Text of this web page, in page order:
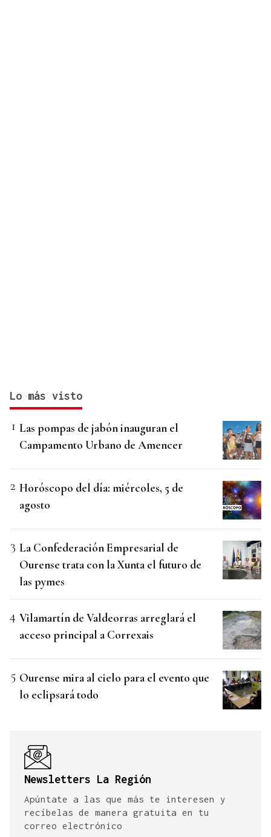
Lo más visto
Las pompas de jabón inauguran el
Campamento Urbano de Amencer
Horóscopo del día: miércoles, 5 de
agosto
La Confederación Empresarial de
Ourense trata con la Xunta el futuro de
las pymes
Vilamartín de Valdeorras arreglará el
acceso principal a Correxais
Ourense mira al cielo para el evento que
lo eclipsará todo
Newsletters La Región
Apúntate a las que más te interesen y
recíbelas de manera gratuita en tu
correo electrónico